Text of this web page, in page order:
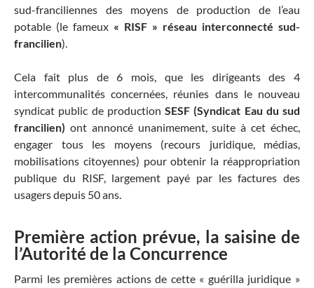
sud-franciliennes des moyens de production de l’eau
potable (le fameux « RISF » réseau interconnecté sud-
francilien).
Cela fait plus de 6 mois, que les dirigeants des 4
intercommunalités concernées, réunies dans le nouveau
syndicat public de production SESF(Syndicat Eau du sud
francilien) ont annoncé unanimement, suite à cet échec,
engager tous les moyens (recours juridique, médias,
mobilisations citoyennes) pour obtenir la réappropriation
publique du RISF, largement payé par les factures des
usagers depuis 50 ans.
Première action prévue, la saisine de
l’Autorité de la Concurrence
Parmi les premières actions de cette « guérilla juridique »